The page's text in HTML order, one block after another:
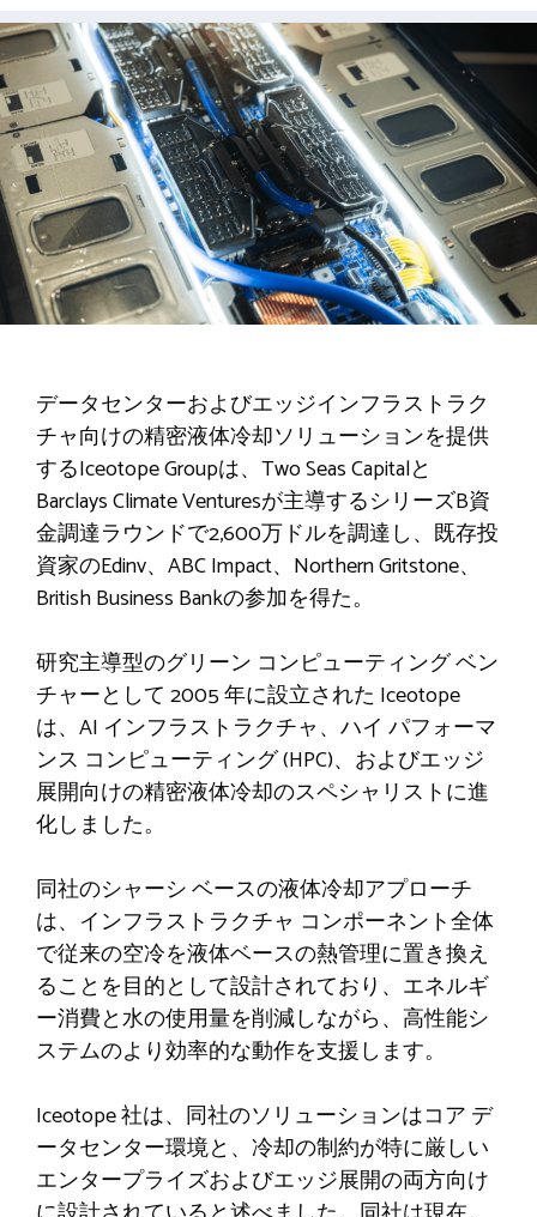
データセンターおよびエッジインフラストラク
チャ向けの精密液体冷却ソリューションを提供
するIceotope Groupは、Two Seas Capitalと
Barclays Climate Venturesが主導するシリーズB資
金調達ラウンドで2,600万ドルを調達し、既存投
資家のEdinv、ABC Impact、Northern Gritstone、
British Business Bankの参加を得た。
研究主導型のグリーン コンピューティング ベン
チャーとして 2005 年に設立された Iceotope
は、AI インフラストラクチャ、ハイ パフォーマ
ンス コンピューティング (HPC)、およびエッジ
展開向けの精密液体冷却のスペシャリストに進
化しました。
同社のシャーシ ベースの液体冷却アプローチ
は、インフラストラクチャ コンポーネント全体
で従来の空冷を液体ベースの熱管理に置き換え
ることを目的として設計されており、エネルギ
ー消費と水の使用量を削減しながら、高性能シ
ステムのより効率的な動作を支援します。
Iceotope 社は、同社のソリューションはコア デ
ータセンター環境と、冷却の制約が特に厳しい
エンタープライズおよびエッジ展開の両方向け